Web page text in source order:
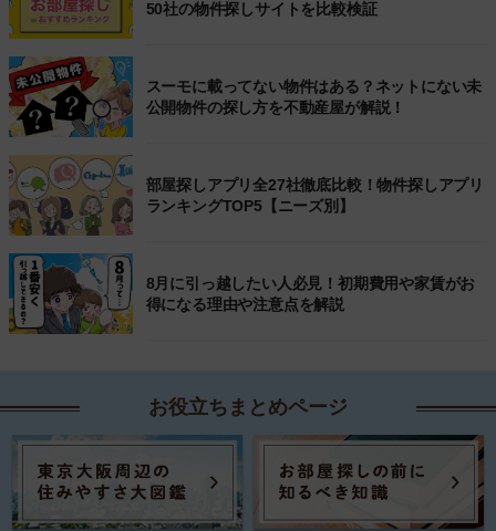
50社の物件探しサイトを比較検証
スーモに載ってない物件はある？ネットにない未
公開物件の探し方を不動産屋が解説！
部屋探しアプリ全27社徹底比較！物件探しアプリ
ランキングTOP5【ニーズ別】
8月に引っ越したい人必見！初期費用や家賃がお
得になる理由や注意点を解説
お役立ちまとめページ